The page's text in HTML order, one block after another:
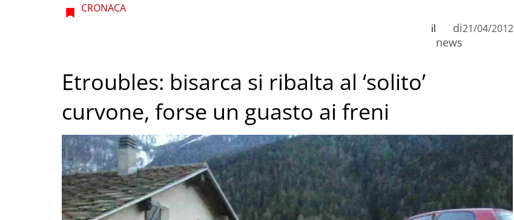
CRONACA
di
news
il 21/04/2012
Etroubles: bisarca si ribalta al ‘solito’
curvone, forse un guasto ai freni